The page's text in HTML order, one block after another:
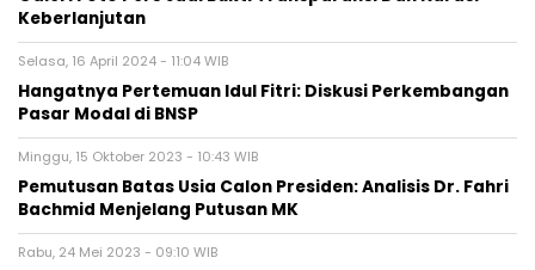
Keberlanjutan
Selasa, 16 April 2024 - 11:04 WIB
Hangatnya Pertemuan Idul Fitri: Diskusi Perkembangan
Pasar Modal di BNSP
Minggu, 15 Oktober 2023 - 10:43 WIB
Pemutusan Batas Usia Calon Presiden: Analisis Dr. Fahri
Bachmid Menjelang Putusan MK
Rabu, 24 Mei 2023 - 09:10 WIB